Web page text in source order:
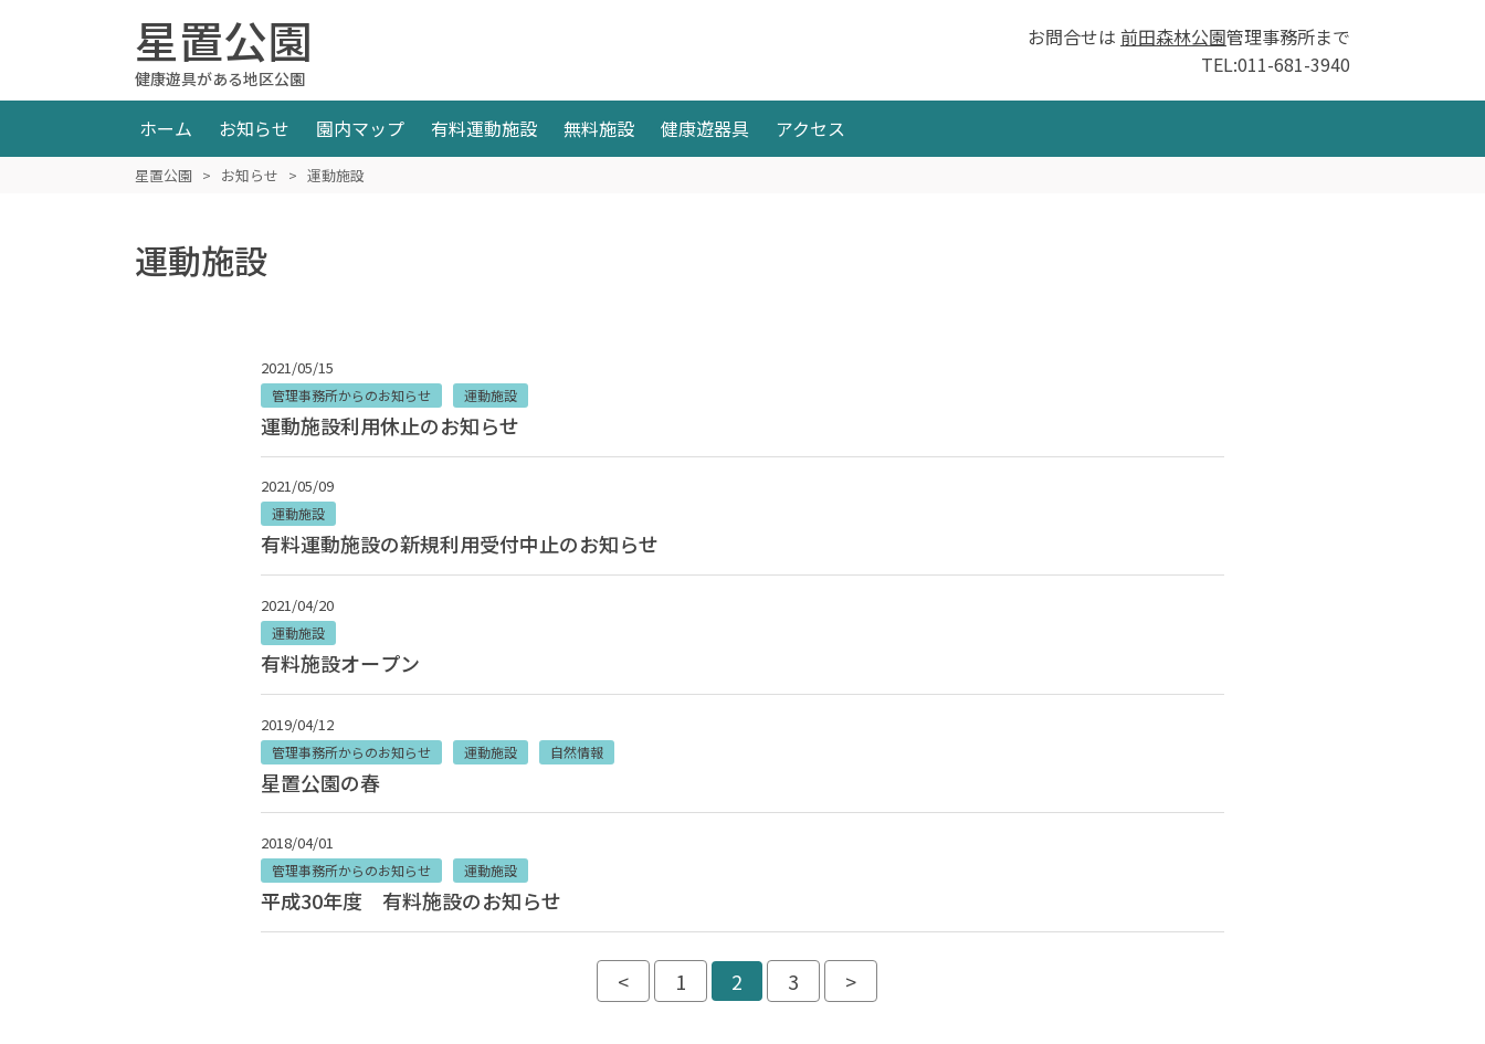
星置公園
健康遊具がある地区公園
お問合せは 前田森林公園管理事務所まで
TEL:011-681-3940
ホーム お知らせ 園内マップ 有料運動施設 無料施設 健康遊器具 アクセス
星置公園 > お知らせ > 運動施設
運動施設
2021/05/15
管理事務所からのお知らせ 運動施設
運動施設利用休止のお知らせ
2021/05/09
運動施設
有料運動施設の新規利用受付中止のお知らせ
2021/04/20
運動施設
有料施設オープン
2019/04/12
管理事務所からのお知らせ 運動施設 自然情報
星置公園の春
2018/04/01
管理事務所からのお知らせ 運動施設
平成30年度 有料施設のお知らせ
< 1 2 3 >